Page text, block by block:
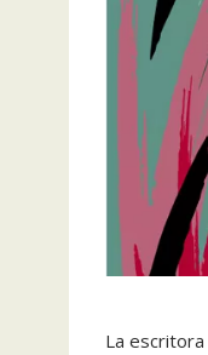
La escritora